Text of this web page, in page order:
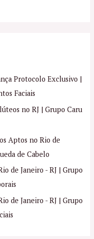
Protocolo Exclusivo |
Faciais
no RJ | Grupo Caru
Aptos no Rio de
de Cabelo
de Janeiro - RJ | Grupo
de Janeiro - RJ | Grupo